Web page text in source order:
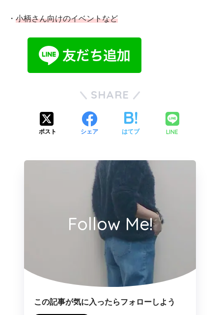
・ 小柄さん向けのイベントなど
SHARE
ポスト シェア はてブ LINE
Follow Me!
この記事が気に入ったらフォローしよう